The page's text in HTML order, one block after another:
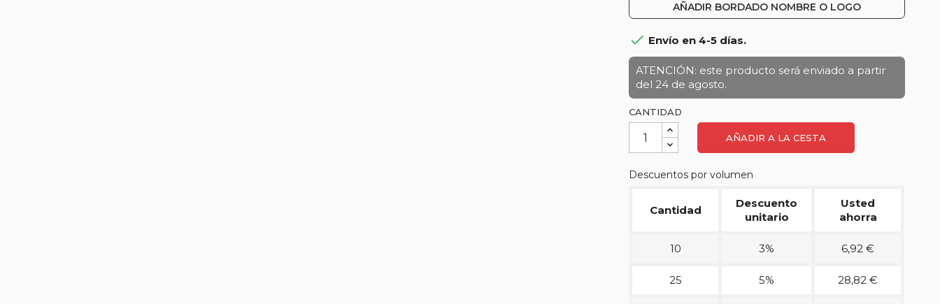
AÑADIR BORDADO NOMBRE O LOGO
 Envío en 4-5 días.
ATENCIÓN: este producto será enviado a partir
del 24 de agosto.
CANTIDAD
AÑADIR A LA CESTA
Descuentos por volumen
Cantidad
Descuento
unitario
Usted
ahorra
10 3% 6,92 €
25 5% 28,82 €